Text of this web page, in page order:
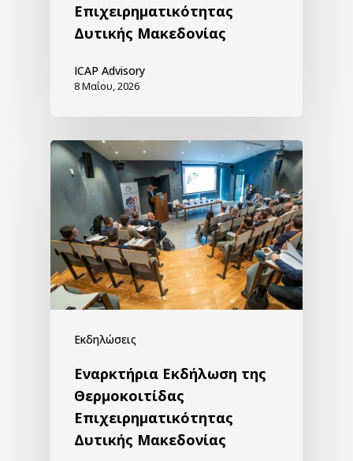
Επιχειρηματικότητας
Δυτικής Μακεδονίας
ICAP Advisory
8 Μαΐου, 2026
Εκδηλώσεις
Εναρκτήρια Εκδήλωση της
Θερμοκοιτίδας
Επιχειρηματικότητας
Δυτικής Μακεδονίας